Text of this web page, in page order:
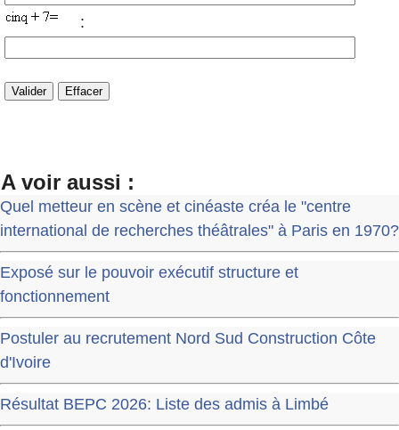
:
A voir aussi :
Quel metteur en scène et cinéaste créa le "centre
international de recherches théâtrales" à Paris en 1970?
Exposé sur le pouvoir exécutif structure et
fonctionnement
Postuler au recrutement Nord Sud Construction Côte
d'Ivoire
Résultat BEPC 2026: Liste des admis à Limbé